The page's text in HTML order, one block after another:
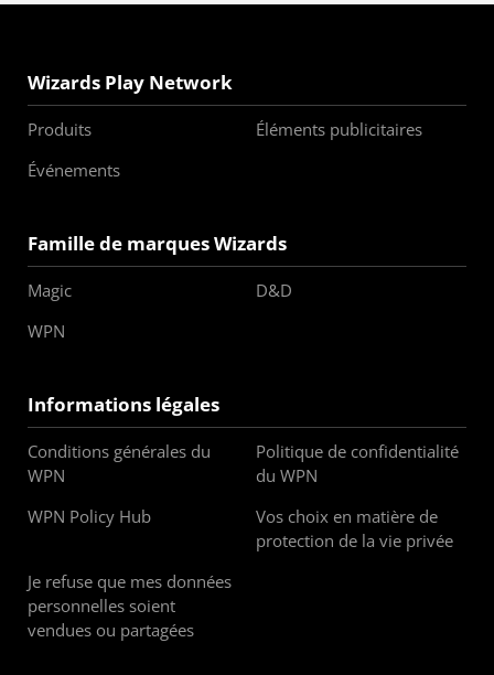
Wizards Play Network
Produits
Éléments publicitaires
Événements
Famille de marques Wizards
Magic
D&D
WPN
Informations légales
Conditions générales du
WPN
Politique de confidentialité
du WPN
WPN Policy Hub
Vos choix en matière de
protection de la vie privée
Je refuse que mes données
personnelles soient
vendues ou partagées